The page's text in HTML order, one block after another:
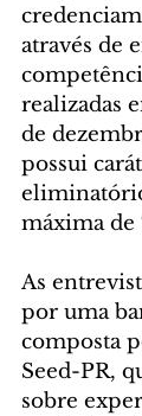
através de
realizadas
de
possui
máxima de
As
por uma
composta
Seed-PR,
sobre